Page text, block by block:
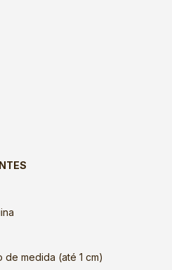
medida (até 1 cm)